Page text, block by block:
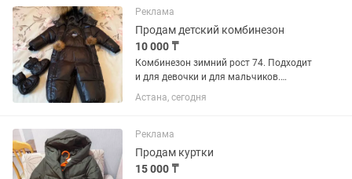
Реклама
Продам детский комбинезон
10 000 ₸
Комбинезон зимний рост 74. Подходит
и для девочки и для мальчиков.
Состояние идеальное.
Астана, сегодня
Реклама
Продам куртки
15 000 ₸